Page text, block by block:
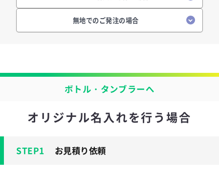
無地でのご発注の場合
ボトル・タンブラーへ
オリジナル名入れを行う場合
お見積り依頼